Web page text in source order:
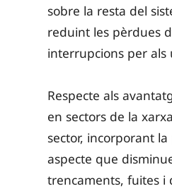
sobre la resta del
reduint les pèrdues
interrupcions per als
Respecte als
en sectors de la
sector, incorporant
aspecte que
trencaments, fuites i